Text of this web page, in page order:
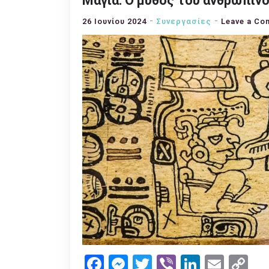
26 Ιουνίου 2024 Συνεργασίες Leave a
Facebook
Messenger
Twitter
ViberLinkedIn
Email